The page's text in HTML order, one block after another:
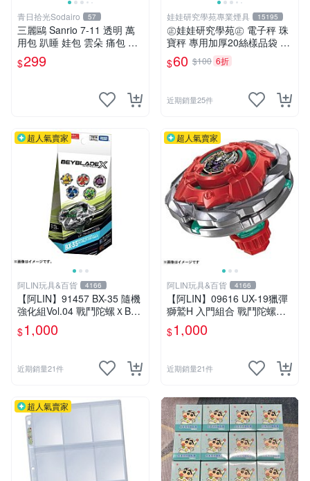
青日拾光Sodairo 57
三麗鷗 Sanrio 7-11 透明 萬
用包 趴睡 娃包 雲朵 痛包 大
款 美樂蒂 布丁狗 大耳狗 庫
洛米 帕恰狗
$299
娃娃研究學苑專業煙具 15195
㊣娃娃研究學苑㊣ 電子秤 珠
寶秤 專用加厚20絲樣品袋 夾
鏈袋 5X7 (G051)
$60 $100 6折
近期銷量25件
超人氣賣家
阿LIN玩具&百貨 4166
【阿LIN】91457 BX-35 隨機
強化組Vol.04 戰鬥陀螺ＸBEY
BLADE X
$1,000
近期銷量21件
超人氣賣家
阿LIN玩具&百貨 4166
【阿LIN】09616 UX-19獵彈
獅鷲H 入門組合 戰鬥陀螺ＸB
EYBLADE X
$1,000
近期銷量21件
超人氣賣家